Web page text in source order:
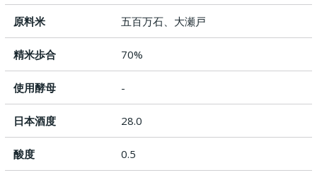
原料米 五百万石、大瀬戸
精米歩合 70%
使用酵母 -
日本酒度 28.0
酸度 0.5